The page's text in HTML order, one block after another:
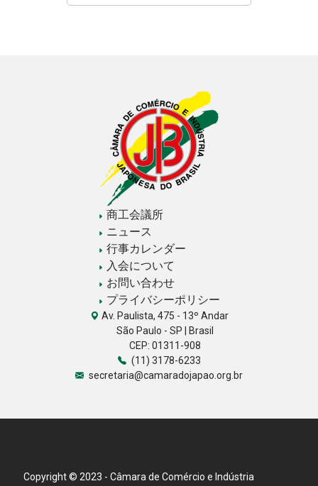
商工会議所
ニュース
行事カレンダー
入会について
お問い合わせ
プライバシーポリシー
Av. Paulista, 475 - 13º Andar
São Paulo - SP | Brasil
CEP: 01311-908
(11) 3178-6233
secretaria@camaradojapao.org.br
Copyright © 2023 - Câmara de Comércio e Indústria